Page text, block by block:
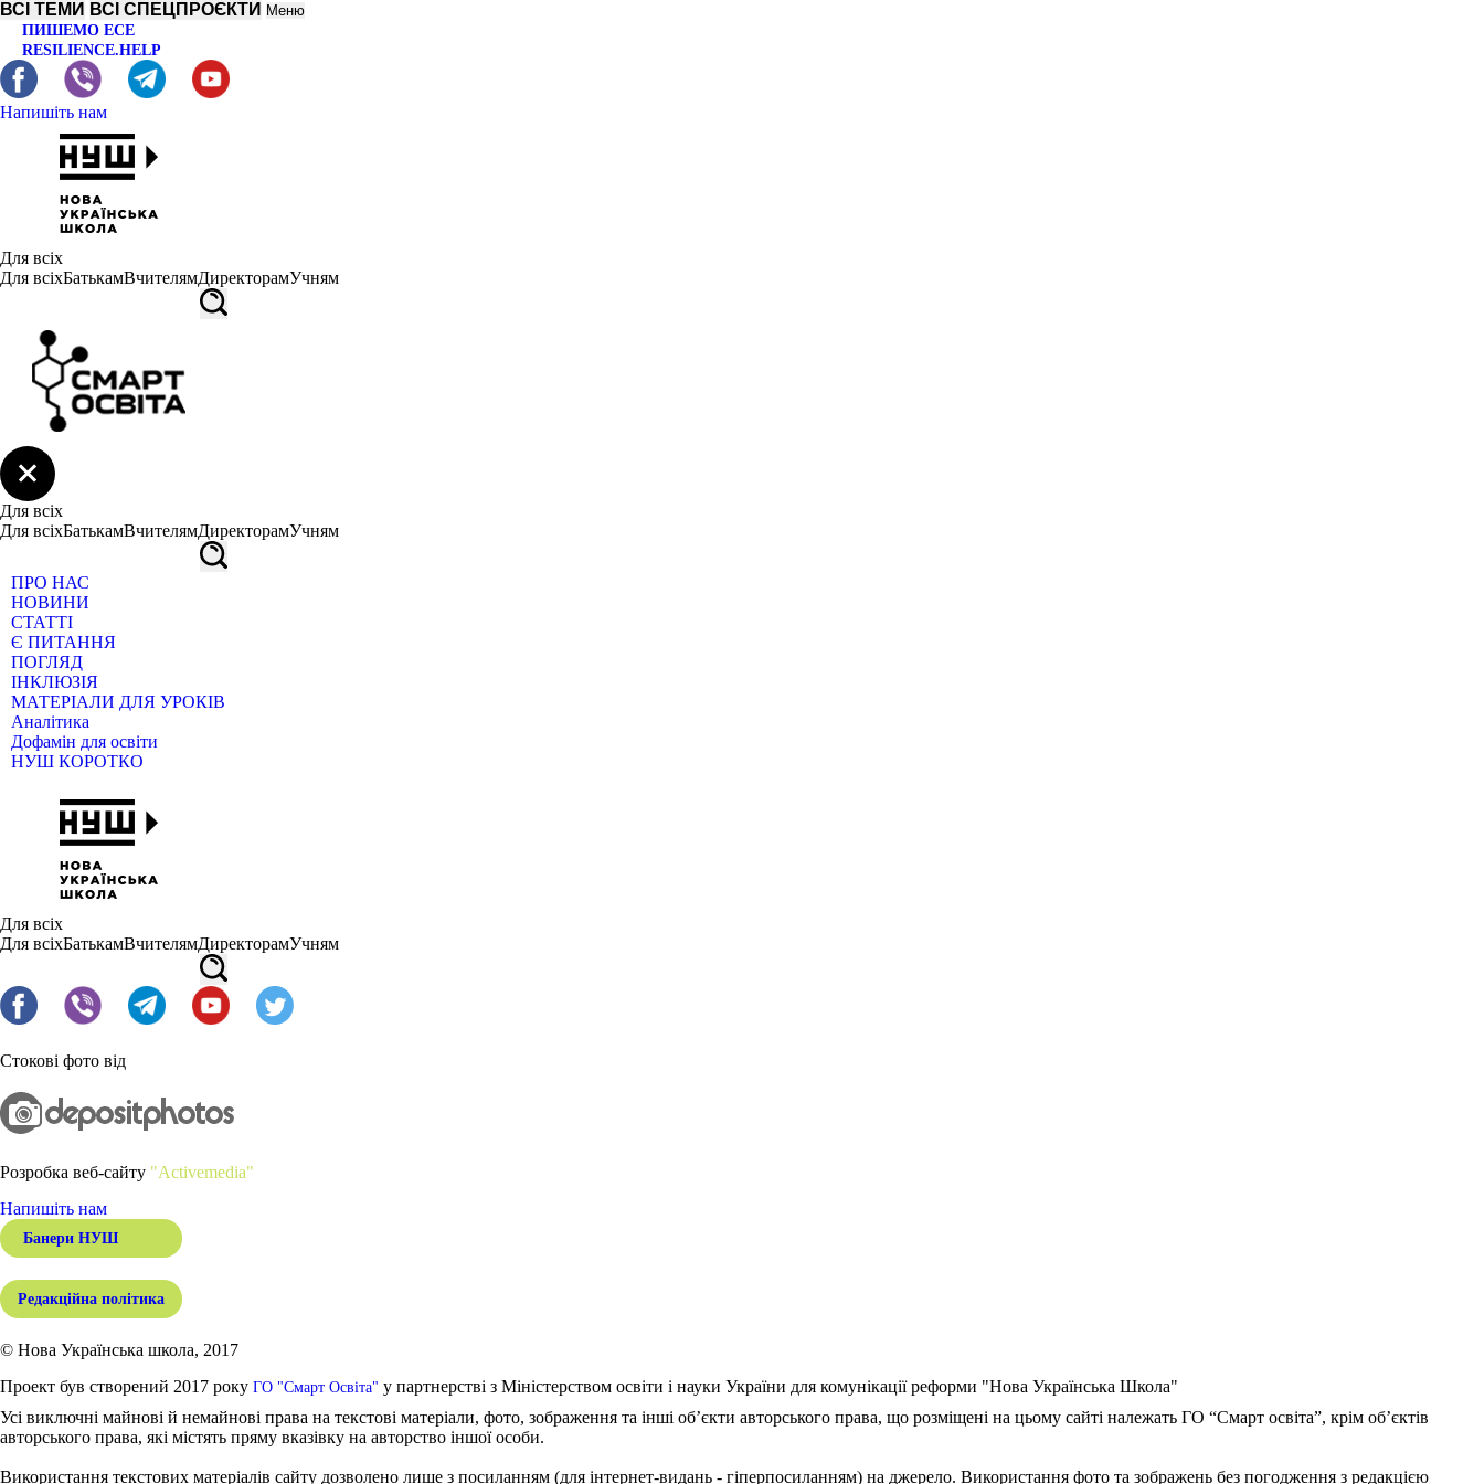
ВСІ ТЕМИ ВСІ СПЕЦПРОЄКТИ Меню
ПИШЕМО ЕСЕ
RESILIENCE.HELP
Напишіть нам
Для всіх
Для всіхБатькамВчителямДиректорамУчням
Для всіх
Для всіхБатькамВчителямДиректорамУчням
ПРО НАС
НОВИНИ
СТАТТІ
Є ПИТАННЯ
ПОГЛЯД
ІНКЛЮЗІЯ
МАТЕРІАЛИ ДЛЯ УРОКІВ
Аналітика
Дофамін для освіти
НУШ КОРОТКО
Для всіх
Для всіхБатькамВчителямДиректорамУчням
Стокові фото від
Розробка веб-сайту "Activemedia"
Напишіть нам
Банери НУШ
Редакційна політика
© Нова Українська школа, 2017
Проект був створений 2017 року ГО "Смарт Освіта" у партнерстві з Міністерством освіти і науки України для комунікації реформи "Нова Українська Школа"
Усі виключні майнові й немайнові права на текстові матеріали, фото, зображення та інші об’єкти авторського права, що розміщені на цьому сайті належать ГО “Смарт освіта”, крім об’єктів
авторського права, які містять пряму вказівку на авторство іншої особи.
Використання текстових матеріалів сайту дозволено лише з посиланням (для інтернет-видань - гіперпосиланням) на джерело. Використання фото та зображень без погодження з редакцією